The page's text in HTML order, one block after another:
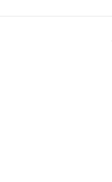
sono puramente